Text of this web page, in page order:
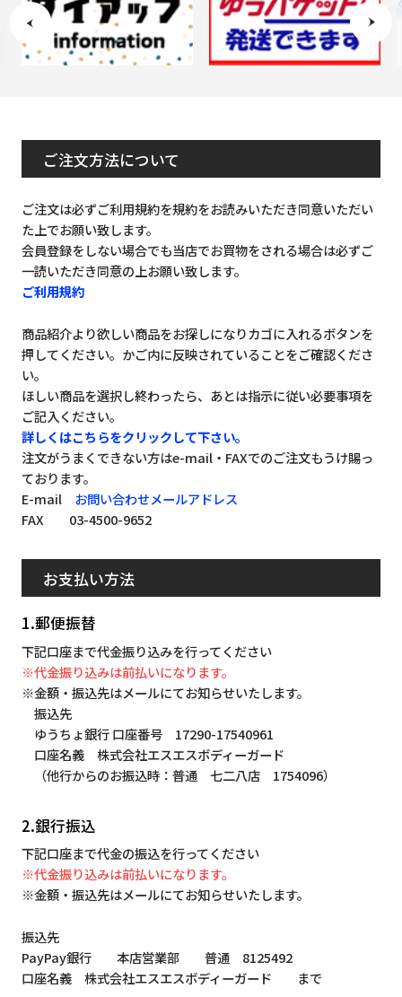
ご注文方法について
ご注文は必ずご利用規約を規約をお読みいただき同意いただい
た上でお願い致します。
会員登録をしない場合でも当店でお買物をされる場合は必ずご
一読いただき同意の上お願い致します。
ご利用規約
商品紹介より欲しい商品をお探しになりカゴに入れるボタンを
押してください。かご内に反映されていることをご確認くださ
い。
ほしい商品を選択し終わったら、あとは指示に従い必要事項を
ご記入ください。
詳しくはこちらをクリックして下さい。
注文がうまくできない方はe-mail・FAXでのご注文もうけ賜っ
ております。
E-mail お問い合わせメールアドレス
FAX 03-4500-9652
お支払い方法
1.郵便振替
下記口座まで代金振り込みを行ってください
※代金振り込みは前払いになります。
※金額・振込先はメールにてお知らせいたします。
振込先
ゆうちょ銀行 口座番号 17290-17540961
口座名義 株式会社エスエスボディーガード
（他行からのお振込時：普通 七二八店 1754096）
2.銀行振込
下記口座まで代金の振込を行ってください
※代金振り込みは前払いになります。
※金額・振込先はメールにてお知らせいたします。
振込先
PayPay銀行 本店営業部 普通 8125492
口座名義 株式会社エスエスボディーガード まで